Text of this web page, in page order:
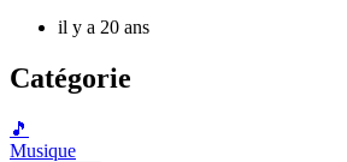
il y a 20 ans
Catégorie
🎵
Musique